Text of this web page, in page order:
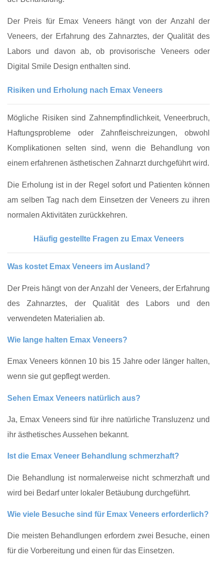
Der Preis für Emax Veneers hängt von der Anzahl der
Veneers, der Erfahrung des Zahnarztes, der Qualität des
Labors und davon ab, ob provisorische Veneers oder
Digital Smile Design enthalten sind.
Risiken und Erholung nach Emax Veneers
Mögliche Risiken sind Zahnempfindlichkeit, Veneerbruch,
Haftungsprobleme oder Zahnfleischreizungen, obwohl
Komplikationen selten sind, wenn die Behandlung von
einem erfahrenen ästhetischen Zahnarzt durchgeführt wird.
Die Erholung ist in der Regel sofort und Patienten können
am selben Tag nach dem Einsetzen der Veneers zu ihren
normalen Aktivitäten zurückkehren.
Häufig gestellte Fragen zu Emax Veneers
Was kostet Emax Veneers im Ausland?
Der Preis hängt von der Anzahl der Veneers, der Erfahrung
des Zahnarztes, der Qualität des Labors und den
verwendeten Materialien ab.
Wie lange halten Emax Veneers?
Emax Veneers können 10 bis 15 Jahre oder länger halten,
wenn sie gut gepflegt werden.
Sehen Emax Veneers natürlich aus?
Ja, Emax Veneers sind für ihre natürliche Transluzenz und
ihr ästhetisches Aussehen bekannt.
Ist die Emax Veneer Behandlung schmerzhaft?
Die Behandlung ist normalerweise nicht schmerzhaft und
wird bei Bedarf unter lokaler Betäubung durchgeführt.
Wie viele Besuche sind für Emax Veneers erforderlich?
Die meisten Behandlungen erfordern zwei Besuche, einen
für die Vorbereitung und einen für das Einsetzen.